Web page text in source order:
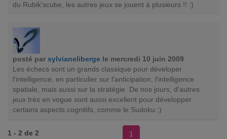
du Rubik'scube, les autres jeux se jouent à plusieurs !! :)
posté par sylvianeliberge le mercredi 10 juin 2009
Les échecs sont un grands classique pour déveloper
l'intelligence, en particulier sur l'anticipation, l'intelligence
spatiale, mais aussi sur la stratégie. De nos jours, d'autres
jeux très en vogue sont aussi excellent pour développer
certains aspects cognitifs, comme le Sudoku :)
1 - 2 de 2 1